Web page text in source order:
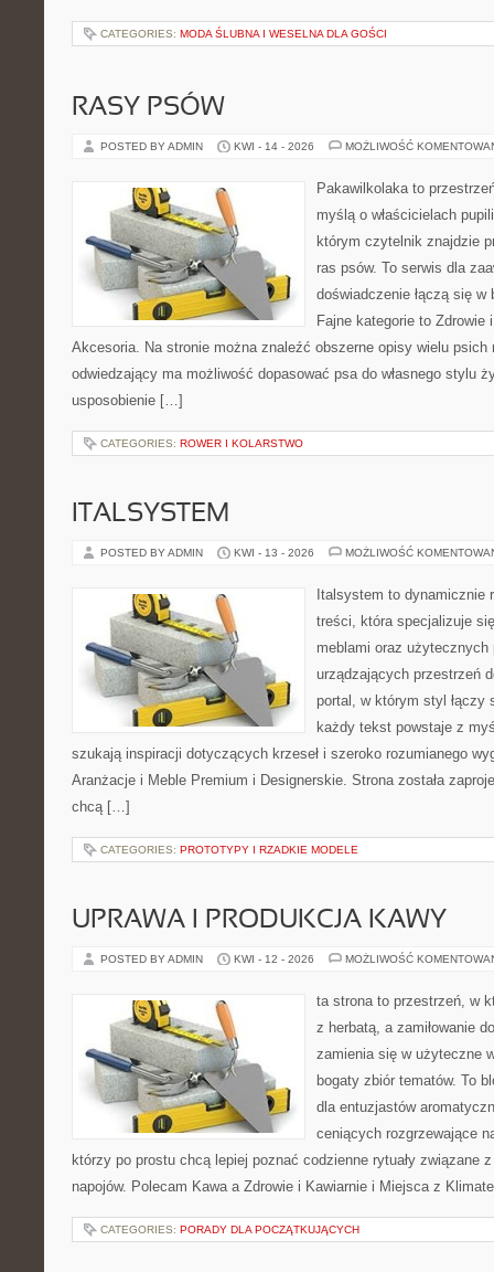
CATEGORIES: MODA ŚLUBNA I WESELNA DLA GOŚCI
RASY PSÓW
POSTED BY ADMIN KWI - 14 - 2026 MOŻLIWOŚĆ
Pakawilkolaka to
myślą o właścicielach
którym czytelnik znajdzie
ras psów. To serwis dla
doświadczenie łączą się w
Fajne kategorie to
Akcesoria. Na stronie można znaleźć obszerne opisy wielu psich
odwiedzający ma możliwość dopasować psa do własnego stylu
usposobienie […]
CATEGORIES: ROWER I KOLARSTWO
ITALSYSTEM
POSTED BY ADMIN KWI - 13 - 2026 MOŻLIWOŚĆ
Italsystem to dynamicznie
treści, która specjalizuje
meblami oraz użytecznych
urządzających przestrzeń
portal, w którym styl łączy
każdy tekst powstaje z
szukają inspiracji dotyczących krzeseł i szeroko rozumianego
Aranżacje i Meble Premium i Designerskie. Strona została
chcą […]
CATEGORIES: PROTOTYPY I RZADKIE MODELE
UPRAWA I PRODUKCJA KAWY
POSTED BY ADMIN KWI - 12 - 2026 MOŻLIWOŚĆ
ta strona to przestrzeń, w
z herbatą, a zamiłowanie
zamienia się w użyteczne
bogaty zbiór tematów. To
dla entuzjastów
ceniących rozgrzewające
którzy po prostu chcą lepiej poznać codzienne rytuały związane
napojów. Polecam Kawa a Zdrowie i Kawiarnie i Miejsca z
CATEGORIES: PORADY DLA POCZĄTKUJĄCYCH